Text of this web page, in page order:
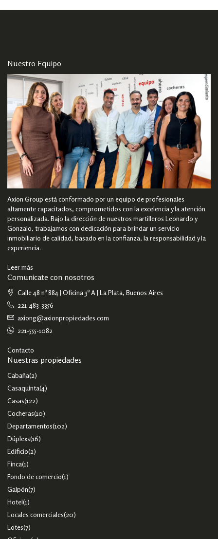
Nuestro Equipo
Axion Group está conformado por un equipo de profesionales
altamente capacitados, comprometidos con la excelencia y la atención
personalizada. Bajo la dirección de nuestros martilleros Leonardo y
Gonzalo, trabajamos con dedicación para brindar un servicio
inmobiliario de calidad, basado en la confianza, la responsabilidad y la
experiencia.
Leer más
Comunicate con nosotros
Calle 48 nº 884 | Oficina 3º A | La Plata, Buenos Aires
221-483-3356
axiong@axionpropiedades.com
221-555-1082
Contacto
Nuestras propiedades
Cabaña(2)
Casaquinta(4)
Casas(122)
Cocheras(10)
Departamentos(102)
Dúplexs(16)
Edificio(2)
Finca(1)
Fondo de comercio(1)
Galpón(7)
Hotel(1)
Locales comerciales(20)
Lotes(7)